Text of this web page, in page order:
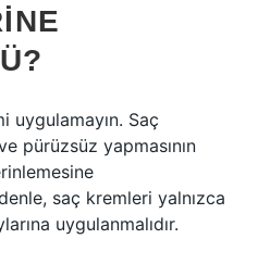
uygulamayın. Saç
pürüzsüz yapmasının
saç kremleri yalnızca
uygulanmalıdır.